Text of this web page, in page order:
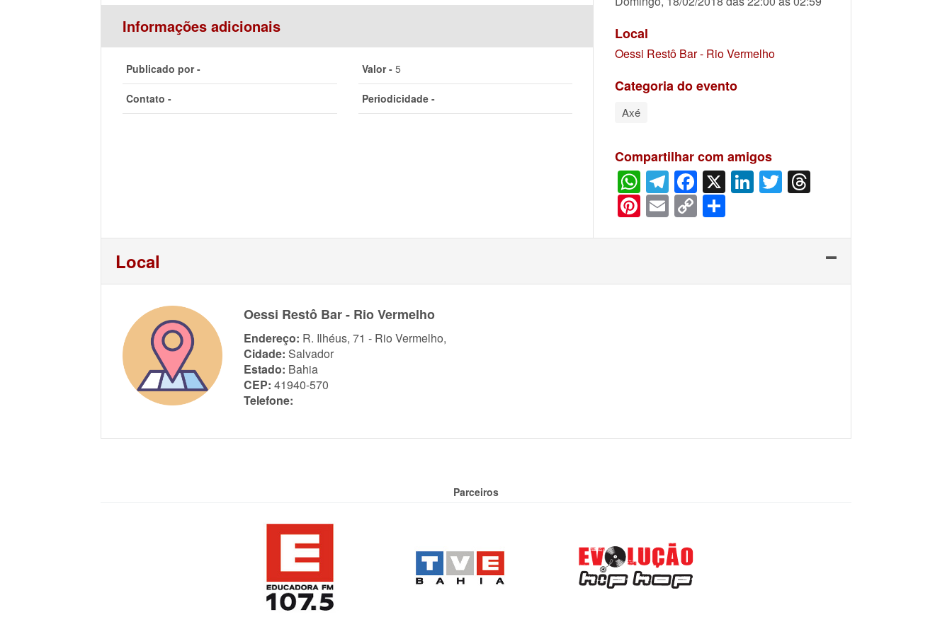
Informações adicionais
Publicado por - Valor -5
Contato - Periodicidade -
Local
Oessi Restô Bar - Rio Vermelho
Categoria do evento
Axé
Compartilhar com amigos
WhatsApp
Telegram
Facebook
X LinkedIn
Twitter
Pinterest
Email
Copy
Link
Local
Oessi Restô Bar - Rio Vermelho
Endereço: R. Ilhéus, 71 - Rio Vermelho,
Cidade: Salvador
Estado: Bahia
CEP: 41940-570
Telefone:
Parceiros